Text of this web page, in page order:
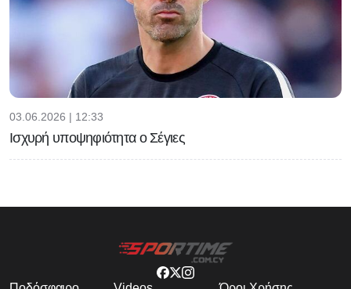
03.06.2026 | 12:33
Ισχυρή υποψηφιότητα ο Σέγιες